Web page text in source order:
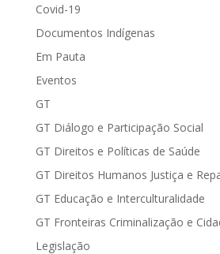
Covid-19
Documentos Indígenas
Em Pauta
Eventos
GT
GT Diálogo e Participação Social
GT Direitos e Políticas de Saúde
GT Direitos Humanos Justiça e
GT Educação e Interculturalidade
GT Fronteiras Criminalização e
Legislação